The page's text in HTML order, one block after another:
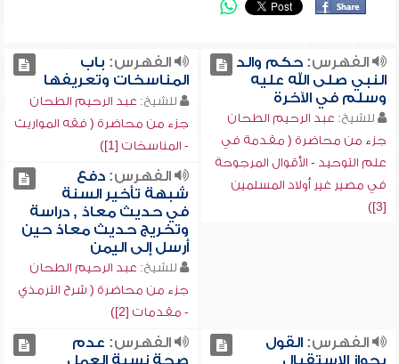
الفهرس:حكم والد
النبي صلى الله عليه
وسلم في الآخرة
للشيخ: عبد الرحيم الطحان
جزء من محاضرة ( مقدمة في
علم التوحيد - الأقوال المرجوحة
في مصير غير أولاد المسلمين
[3])
الفهرس: باب
المناسخات وتعريفها
للشيخ: عبد الرحيم الطحان
جزء من محاضرة ( فقه المواريث
- المناسخات [1])
الفهرس:دفع
شبهة تأخير السنة
في حديث معاذ , دراسة
وتخريج حديث معاذ حين
أرسل إلى اليمن
للشيخ: عبد الرحيم الطحان
جزء من محاضرة ( شرح الترمذي
- مقدمات [2])
الفهرس:القول
بجواز الاستقبال
الفهرس: عدم
صحة نسبة العمل